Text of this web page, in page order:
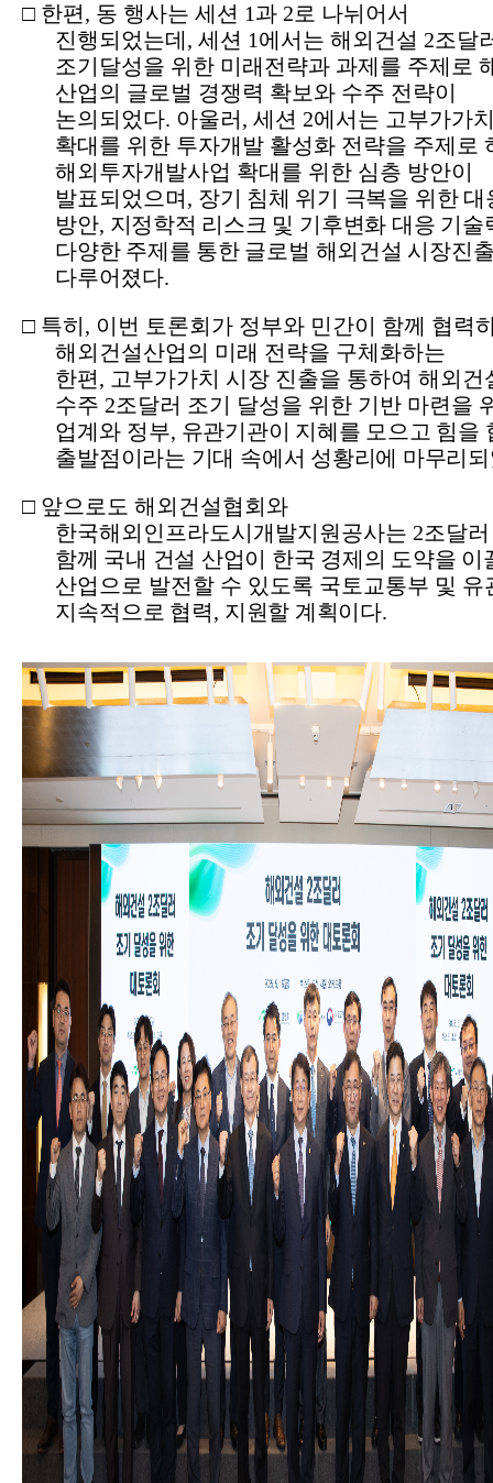
□ 한편, 동 행사는 세션 1과 2로 나뉘어서
진행되었는데 ,세션 1에서는 해외건설 2조달
조기달성을 위한 미래전략과 과제를 주제로
산업의 글로벌 경쟁력 확보와 수주 전략이
논의되었다. 아울러 , 세션 2에서는 고부가가
확대를 위한 투자개발 활성화 전략을 주제로
해외투자개발사업 확대를 위한 심층 방안이
발표되었으며 , 장기 침체 위기 극복을 위한 대
방안, 지정학적 리스크 및 기후변화 대응 기술
다양한 주제를 통한 글로벌 해외건설 시장진
다루어졌다.
□ 특히 , 이번 토론회가 정부와 민간이 함께 협력
해외건설산업의 미래 전략을 구체화하는
한편, 고부가가치 시장 진출을 통하여 해외건
수주 2조달러 조기 달성을 위한 기반 마련을
업계와 정부, 유관기관이 지혜를 모으고 힘을
출발점이라는 기대 속에서 성황리에 마무리
□ 앞으로도 해외건설협회와
한국해외인프라도시개발지원공사는 2조달러
함께 국내 건설 산업이 한국 경제의 도약을
산업으로 발전할 수 있도록 국토교통부 및 유
지속적 으로 협력, 지원할 계획이다.